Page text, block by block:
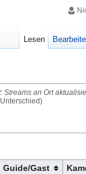
Streams an Ort
Guide/Gast
Lesen